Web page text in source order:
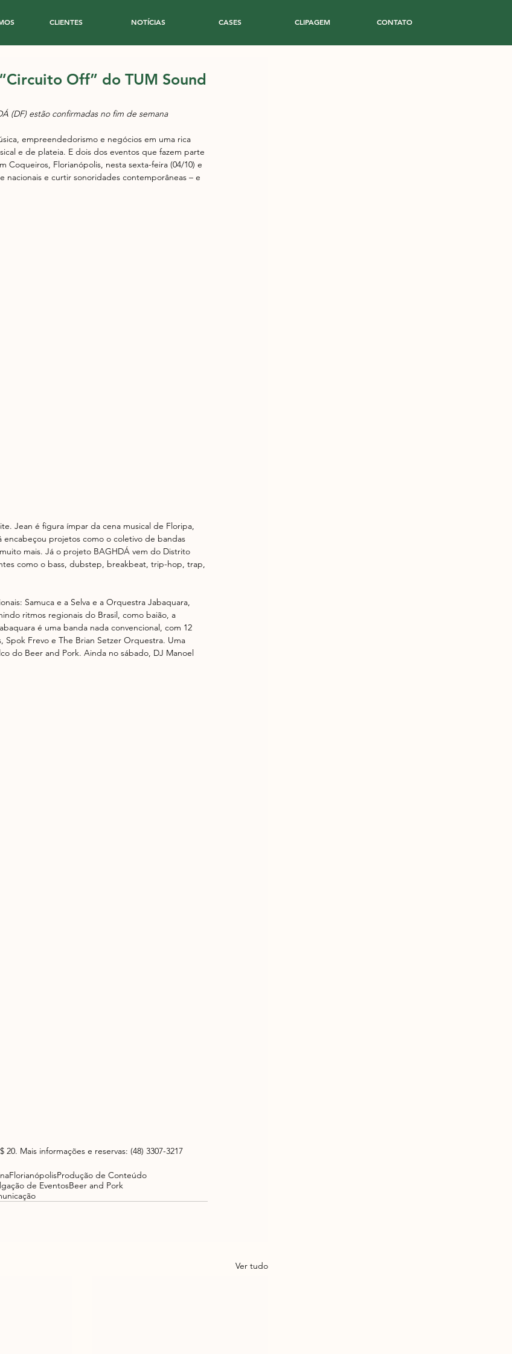
CLIENTES NOTÍCIAS CASES CLIPAGEM CONTATO
Off” do TUM Sound
(DF) estão confirmadas no fim de semana
empreendedorismo e negócios em uma rica
e de plateia. E dois dos eventos que fazem parte
Florianópolis, nesta sexta-feira (04/10) e
nacionais e curtir sonoridades contemporâneas – e
Jean é figura ímpar da cena musical de Floripa,
projetos como o coletivo de bandas
mais. Já o projeto BAGHDÁ vem do Distrito
como o bass, dubstep, breakbeat, trip-hop, trap,
Samuca e a Selva e a Orquestra Jabaquara,
ritmos regionais do Brasil, como baião, a
é uma banda nada convencional, com 12
Frevo e The Brian Setzer Orquestra. Uma
do Beer and Pork. Ainda no sábado, DJ Manoel
Mais informações e reservas: (48) 3307-3217
FlorianópolisProdução de Conteúdo
de EventosBeer and Pork
Ver tudo